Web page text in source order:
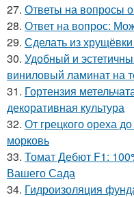
27. Ответы на вопросы
28. Ответ на вопрос:
29. Сделать из
30. Удобный и
виниловый ламинат на
31. Гортензия
декоративная культура
32. От грецкого ореха
морковь
33. Томат Дебют F1:
Вашего Сада
34. Гидроизоляция